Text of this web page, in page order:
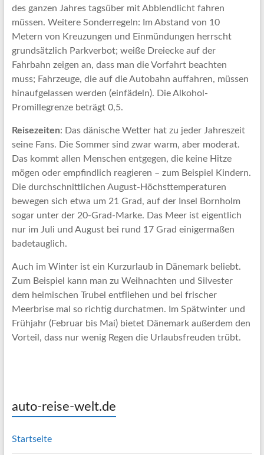
des ganzen Jahres tagsüber mit Abblendlicht fahren
müssen. Weitere Sonderregeln: Im Abstand von 10
Metern von Kreuzungen und Einmündungen herrscht
grundsätzlich Parkverbot; weiße Dreiecke auf der
Fahrbahn zeigen an, dass man die Vorfahrt beachten
muss; Fahrzeuge, die auf die Autobahn auffahren, müssen
hinaufgelassen werden (einfädeln). Die Alkohol-
Promillegrenze beträgt 0,5.
Reisezeiten: Das dänische Wetter hat zu jeder Jahreszeit
seine Fans. Die Sommer sind zwar warm, aber moderat.
Das kommt allen Menschen entgegen, die keine Hitze
mögen oder empfindlich reagieren – zum Beispiel Kindern.
Die durchschnittlichen August-Höchsttemperaturen
bewegen sich etwa um 21 Grad, auf der Insel Bornholm
sogar unter der 20-Grad-Marke. Das Meer ist eigentlich
nur im Juli und August bei rund 17 Grad einigermaßen
badetauglich.
Auch im Winter ist ein Kurzurlaub in Dänemark beliebt.
Zum Beispiel kann man zu Weihnachten und Silvester
dem heimischen Trubel entfliehen und bei frischer
Meerbrise mal so richtig durchatmen. Im Spätwinter und
Frühjahr (Februar bis Mai) bietet Dänemark außerdem den
Vorteil, dass nur wenig Regen die Urlaubsfreuden trübt.
auto-reise-welt.de
Startseite